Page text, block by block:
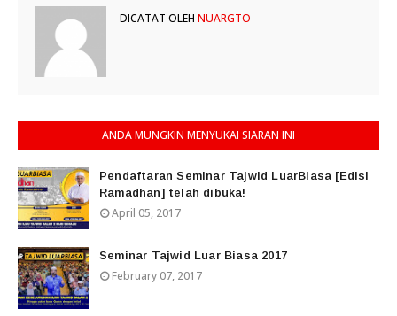
DICATAT OLEH NUARGTO
ANDA MUNGKIN MENYUKAI SIARAN INI
Pendaftaran Seminar Tajwid LuarBiasa [Edisi
Ramadhan] telah dibuka!
April 05, 2017
Seminar Tajwid Luar Biasa 2017
February 07, 2017